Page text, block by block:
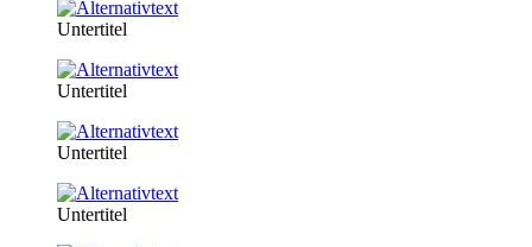
Untertitel
Untertitel
Untertitel
Untertitel